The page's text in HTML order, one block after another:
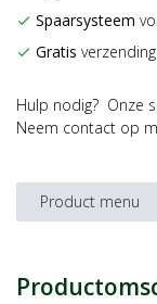
check Spaarsysteem
check Gratis
Hulp nodig? Onze
Neem contact op
Product menu